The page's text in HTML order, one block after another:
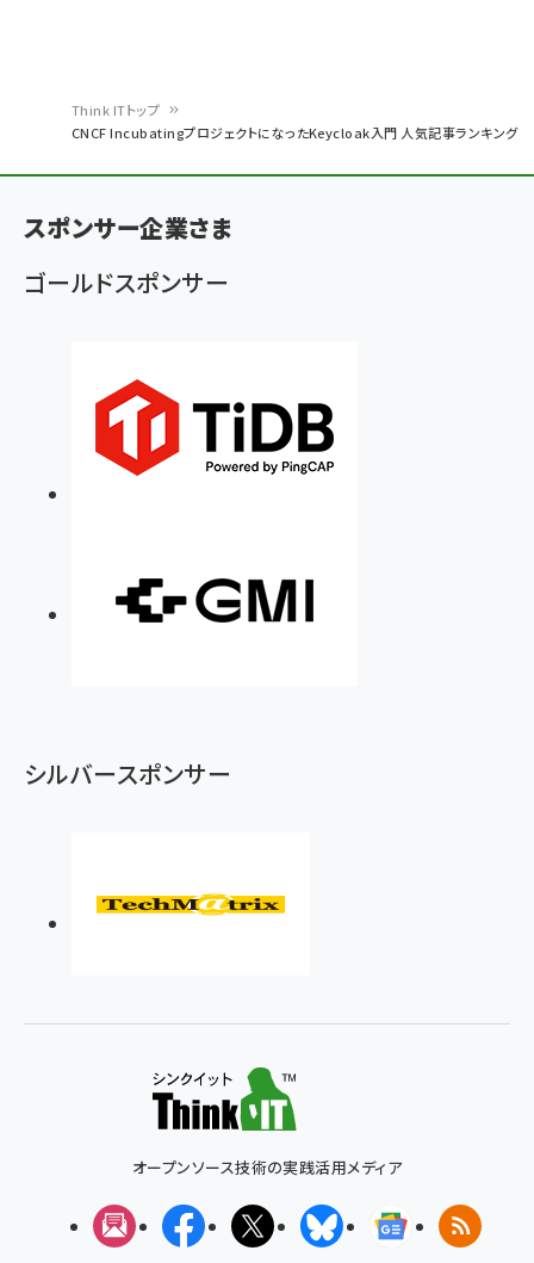
く
ず
Think ITトップ
CNCF IncubatingプロジェクトになったKeycloak入門 人気記事ランキング
スポンサー企業さま
ゴールドスポンサー
シルバースポンサー
オープンソース技術の実践活用メディア
メルマガFacebookX(エックス)BlueskyGoogleニュ
RSS